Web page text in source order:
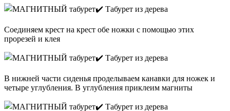
Соединяем крест на крест обе ножки с помощью этих
прорезей и клея
В нижней части сиденья проделываем канавки для ножек и
четыре углубления. В углубления приклеим магниты